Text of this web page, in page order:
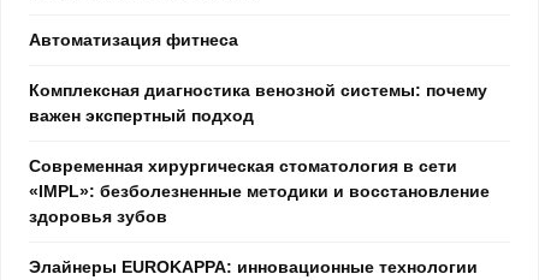
Автоматизация фитнеса
Комплексная диагностика венозной системы: почему
важен экспертный подход
Современная хирургическая стоматология в сети
«IMPL»: безболезненные методики и восстановление
здоровья зубов
Элайнеры EUROKAPPA: инновационные технологии